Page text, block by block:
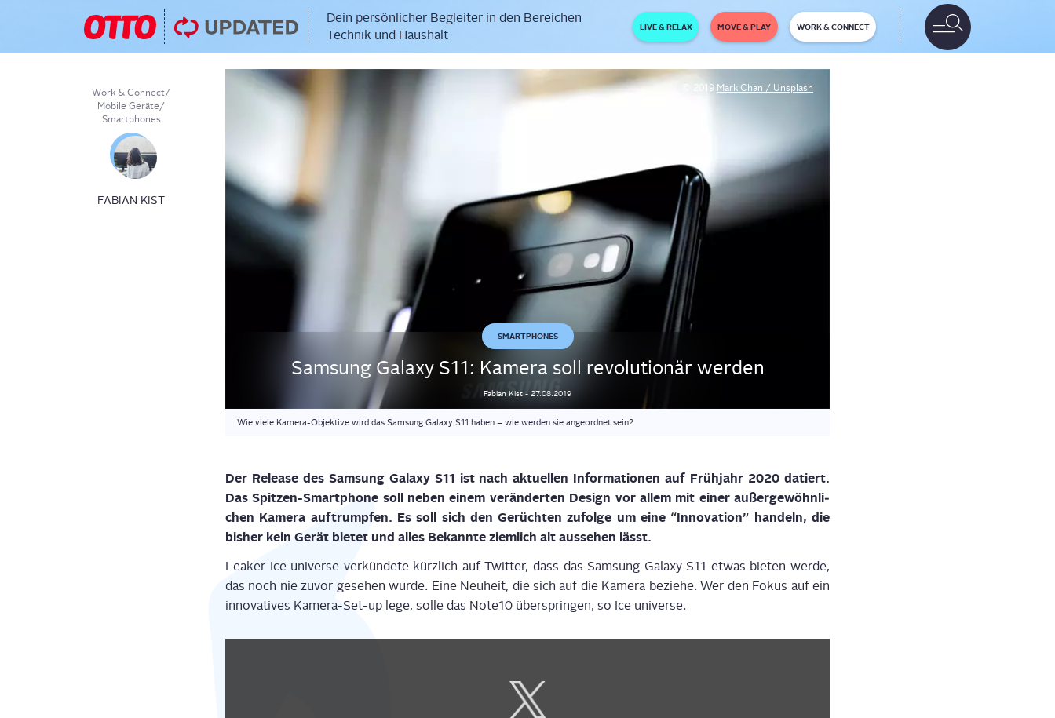
Dein persönlicher Begleiter in den Bereichen
Technik und Haushalt
LIVE & RELAX MOVE & PLAY WORK & CONNECT
Work & Connect/
Mobile Geräte/
Smartphones
FABIAN KIST
© 2019 Mark Chan / Unsplash
SMARTPHONES
Sam­sung Gala­xy S11: Kame­ra soll revo­lu­tio­när werden
Fabian Kist - 27.08.2019
Wie viele Kamera-Objektive wird das Samsung Galaxy S11 haben – wie werden sie angeordnet sein?
Der Release des Sam­sung Gala­xy S11 ist nach aktu­el­len Infor­ma­tio­nen auf Früh­jahr 2020 datiert.
Das Spit­zen-Smart­phone soll neben einem ver­än­der­ten Design vor allem mit einer außer­ge­wöhn­li­
chen Kame­ra auf­trump­fen. Es soll sich den Gerüch­ten zufol­ge um eine “Inno­va­ti­on” han­deln, die
bis­her kein Gerät bie­tet und alles Bekann­te ziem­lich alt aus­se­hen lässt.
Lea­k­er Ice uni­ver­se ver­kün­de­te kürz­lich auf Twit­ter, dass das Sam­sung Gala­xy S11 etwas bie­ten wer­de,
das noch nie zuvor gese­hen wur­de. Eine Neu­heit, die sich auf die Kame­ra bezie­he. Wer den Fokus auf ein
inno­va­ti­ves Kame­ra-Set-up lege, sol­le das Note10 über­sprin­gen, so Ice universe.
from
X